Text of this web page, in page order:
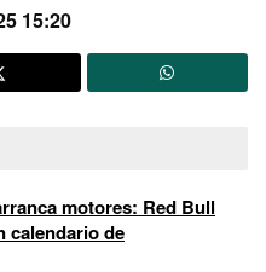
15:20
motores: Red Bull
calendario de